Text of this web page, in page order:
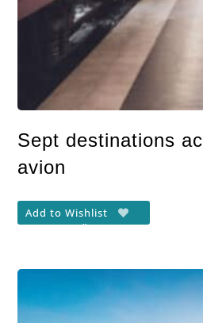
Sept destinations
avion
Add to Wishlist